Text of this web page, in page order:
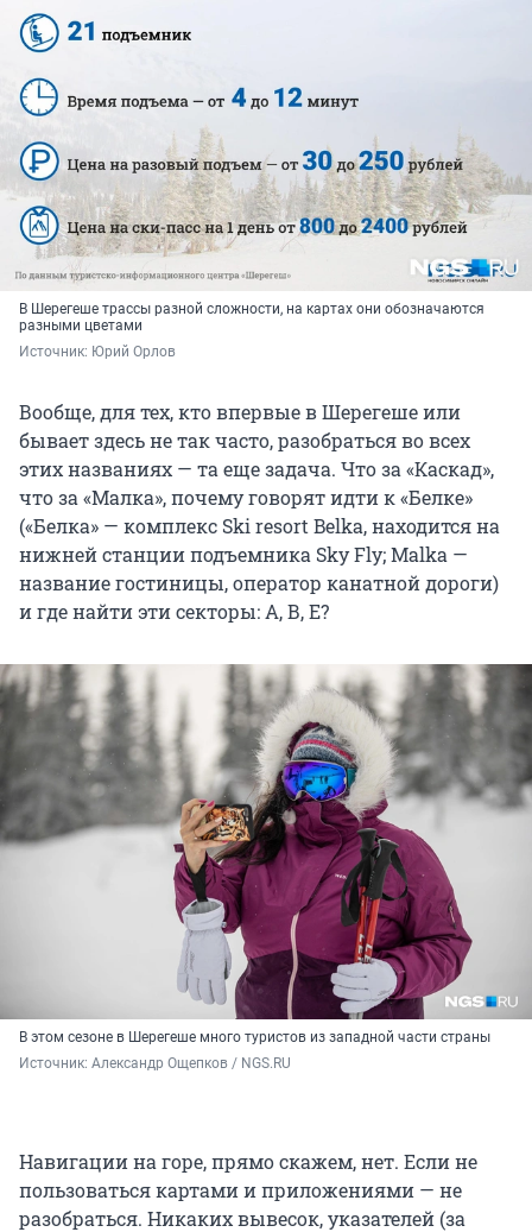
В Шерегеше трассы разной сложности, на картах они обозначаются
разными цветами
Источник: Юрий Орлов
Вообще, для тех, кто впервые в Шерегеше или
бывает здесь не так часто, разобраться во всех
этих названиях — та еще задача. Что за «Каскад»,
что за «Малка», почему говорят идти к «Белке»
(«Белка» — комплекс Ski resort Belka, находится на
нижней станции подъемника Sky Fly; Malka —
название гостиницы, оператор канатной дороги)
и где найти эти секторы: А, В, Е?
В этом сезоне в Шерегеше много туристов из западной части страны
Источник: Александр Ощепков / NGS.RU
Навигации на горе, прямо скажем, нет. Если не
пользоваться картами и приложениями — не
разобраться. Никаких вывесок, указателей (за